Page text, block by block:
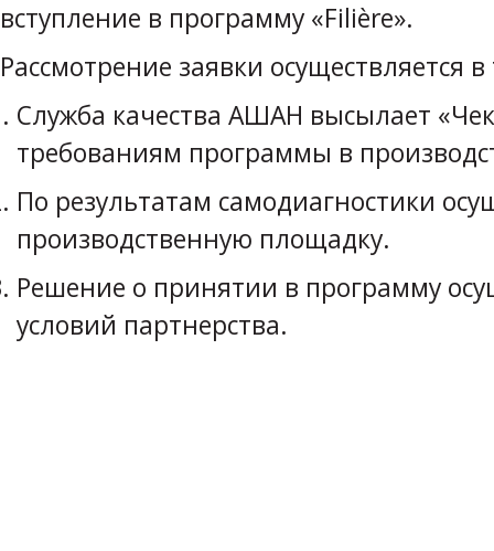
вступление в программу «Filière».
Рассмотрение заявки осуществляется
Служба качества АШАН высылает
требованиям программы в
По результатам самодиагностики
производственную площадку.
Решение о принятии в программу
условий партнерства.